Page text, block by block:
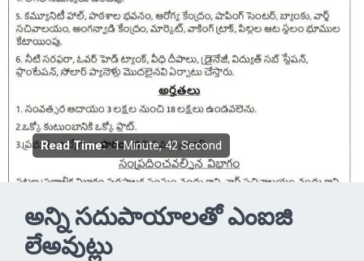
Read Time: 1 Minute, 42 Second
అన్ని సదుపాయాలతో ఎంఐజి
లేఅవుట్లు